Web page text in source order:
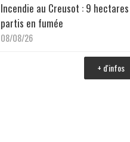
Incendie au Creusot : 9 hectares
partis en fumée
08/08/26
+ d'infos